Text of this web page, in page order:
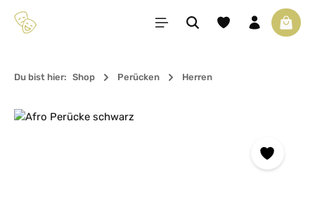
Zum Hauptinhalt springen Du hast 0 Produkte
Du bist hier: Shop Perücken Herren
Bildergalerie überspringen